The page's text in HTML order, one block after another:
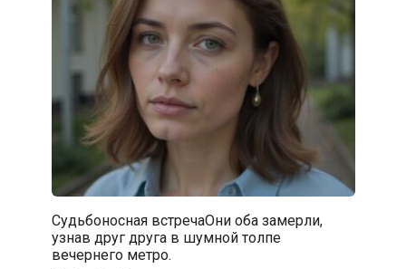
Судьбоносная встречаОни оба замерли,
узнав друг друга в шумной толпе
вечернего метро.